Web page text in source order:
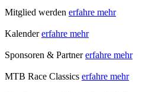
Mitglied werden erfahre mehr
Kalender erfahre mehr
Sponsoren & Partner erfahre mehr
MTB Race Classics erfahre mehr